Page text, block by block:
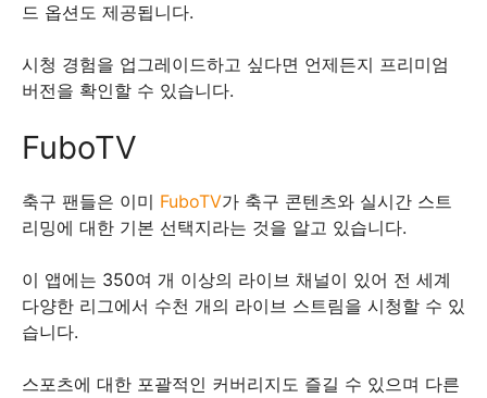
드 옵션도 제공됩니다.
시청 경험을 업그레이드하고 싶다면 언제든지 프리미엄
버전을 확인할 수 있습니다.
FuboTV
축구 팬들은 이미 FuboTV가 축구 콘텐츠와 실시간 스트
리밍에 대한 기본 선택지라는 것을 알고 있습니다.
이 앱에는 350여 개 이상의 라이브 채널이 있어 전 세계
다양한 리그에서 수천 개의 라이브 스트림을 시청할 수 있
습니다.
스포츠에 대한 포괄적인 커버리지도 즐길 수 있으며 다른